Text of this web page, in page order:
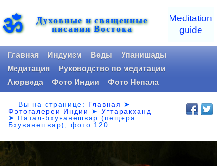
ॐ Духовные и священные
писания Востока
Meditation
guide
Главная Индуизм Веды
Упанишады
Медитация
Руководство по медитации
Аюрведа
Фото Индии Фото Непала
Вы на странице: Главная
➤
Фотогалереи Индии
➤Уттаракханд
➤ Патал-бхуванешвар (пещера
Бхуванешвар), фото 120